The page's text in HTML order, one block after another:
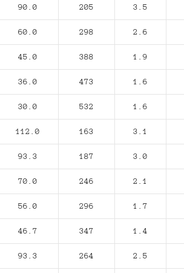
90.0 205 3.5
60.0 298 2.6
45.0 388 1.9
36.0 473 1.6
30.0 532 1.6
112.0 163 3.1
93.3 187 3.0
70.0 246 2.1
56.0 296 1.7
46.7 347 1.4
93.3 264 2.5